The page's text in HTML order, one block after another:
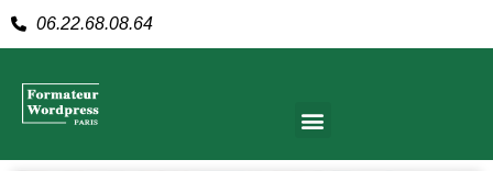
06.22.68.08.64